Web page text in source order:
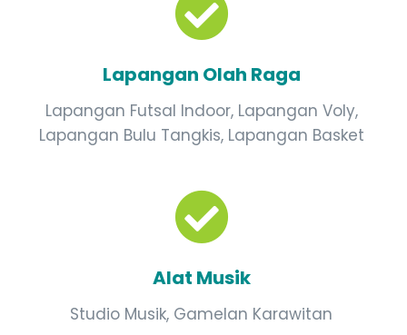
Lapangan Olah Raga
Lapangan Futsal Indoor, Lapangan Voly,
Lapangan Bulu Tangkis, Lapangan Basket
Alat Musik
Studio Musik, Gamelan Karawitan